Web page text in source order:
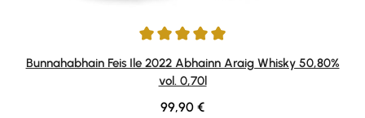
Durchschnittliche Bewertung von 5 von 5 Sternen
Bunnahabhain Feis Ile 2022 Abhainn Araig Whisky 50,80%
vol. 0,70l
Regulärer Preis:
99,90 €